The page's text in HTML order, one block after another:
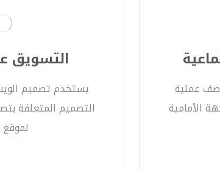
عملية
الأمامية
التسويق
يستخدم تصميم
التصميم المتعلقة